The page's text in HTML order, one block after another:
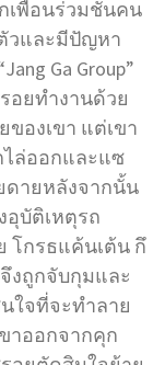
เพื่อนร่วมชั้นคน
วและมีปัญหา
Ga Group”
อยทำงานด้วย
องเขา แต่เขา
ไล่ออกและแซ
ดายหลังจากนั้น
อุบัติเหตุรถ
โกรธแค้นเต้น กึ
งถูกจับกุมและ
ใจที่จะทำลาย
าออกจากคุก